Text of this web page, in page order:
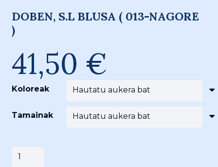
DOBEN, S.L BLUSA ( 013-NAGORE
)
41,50 €
Koloreak
Tamainak